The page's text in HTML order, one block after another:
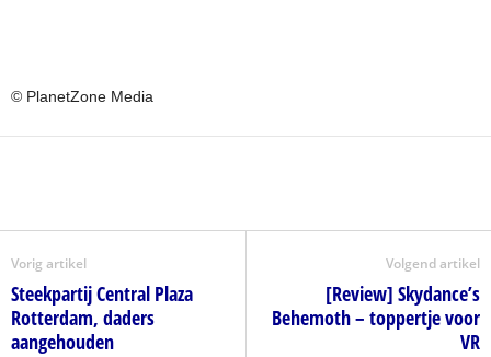
© PlanetZone Media
Vorig artikel
Steekpartij Central Plaza
Rotterdam, daders
aangehouden
Volgend artikel
[Review] Skydance’s
Behemoth – toppertje voor
VR